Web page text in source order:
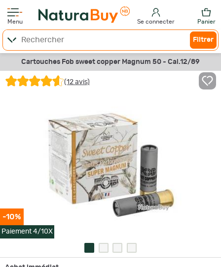
Menu Se connecter Panier
Filtrer
Cartouches Fob sweet copper Magnum 50 - Cal.12/89
(12 avis)
-10%
Paiement 4/10X